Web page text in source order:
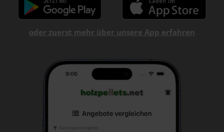
oder zuerst mehr über unsere App erfahren